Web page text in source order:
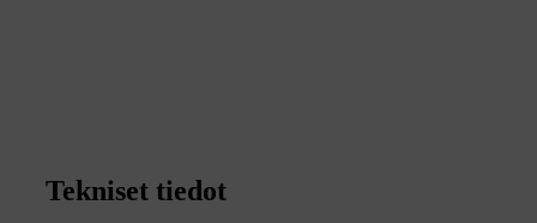
Tekniset tiedot